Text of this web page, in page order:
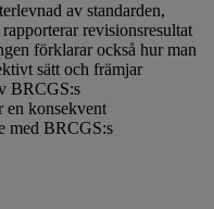
av standarden,
revisionsresultat
förklarar också hur man
sätt och främjar
BRCGS:s
en konsekvent
med BRCGS:s